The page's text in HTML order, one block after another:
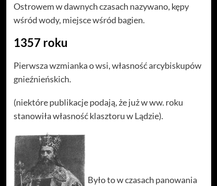
Ostrowem w dawnych czasach nazywano, kępy
wśród wody, miejsce wśród bagien.
1357 roku
Pierwsza wzmianka o wsi, własność arcybiskupów
gnieźnieńskich.
(niektóre publikacje podają, że już w ww. roku
stanowiła własność klasztoru w Lądzie).
Było to w czasach panowania